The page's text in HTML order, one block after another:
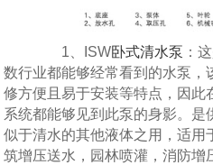
1、ISW卧式清水泵 ：
数行业都能够经常看到的水泵，
修方便且易于安装等特点，因此
系统都能够见到此泵的身影。
似于清水的其他液体之用，适用
筑增压送水，园林喷灌，消防增